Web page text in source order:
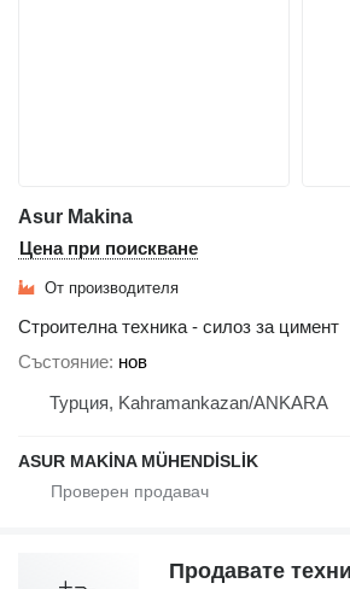
Asur Makina
Цена при поискване
От производителя
Строителна техника - силоз за цимент
Състояние нов
Турция, Kahramankazan/ANKARA
ASUR MAKİNA MÜHENDİSLİK
Продавате